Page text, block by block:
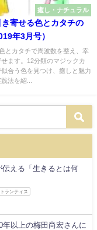
癒し・ナチュラル
寄せる色とカタチの
年3月号）
とカタチで周波数を整え、幸
ます。12分類のマジックカ
合う色を見つけ、癒しと魅力
法を紹...
伝える「生きるとは何
ランティス
年以上の梅田尚宏さんに